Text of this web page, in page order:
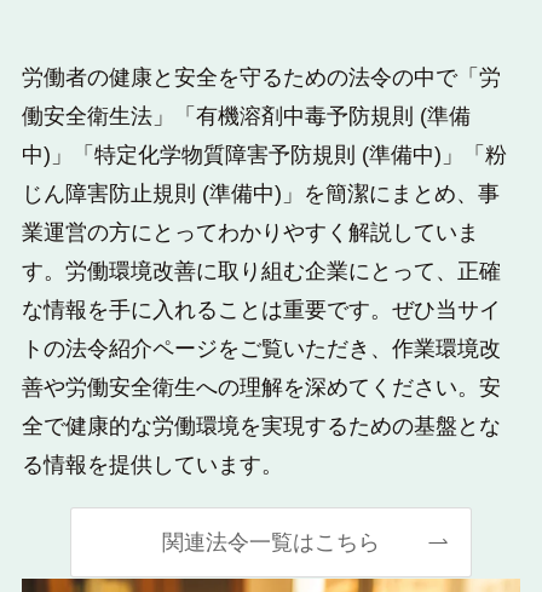
労働者の健康と安全を守るための法令の中で「労
働安全衛生法」「有機溶剤中毒予防規則 (準備
中)」「特定化学物質障害予防規則 (準備中)」「粉
じん障害防止規則 (準備中)」を簡潔にまとめ、事
業運営の方にとってわかりやすく解説していま
す。労働環境改善に取り組む企業にとって、正確
な情報を手に入れることは重要です。ぜひ当サイ
トの法令紹介ページをご覧いただき、作業環境改
善や労働安全衛生への理解を深めてください。安
全で健康的な労働環境を実現するための基盤とな
る情報を提供しています。
関連法令一覧はこちら